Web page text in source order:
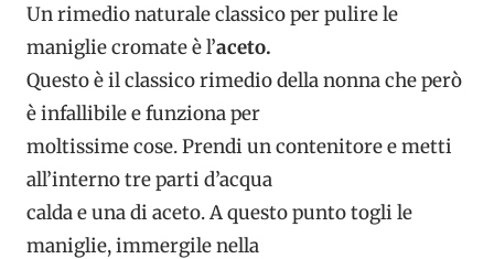
Un rimedio naturale classico per pulire le
maniglie cromate è l’aceto.
Questo è il classico rimedio della nonna che però
è infallibile e funziona per
moltissime cose. Prendi un contenitore e metti
all’interno tre parti d’acqua
calda e una di aceto. A questo punto togli le
maniglie, immergile nella